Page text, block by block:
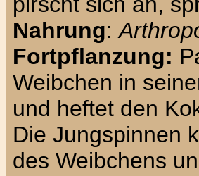
Nahrung:
Fortpflanzung:
Weibchen in
und heftet den
Die Jungspinnen
des Weibchens